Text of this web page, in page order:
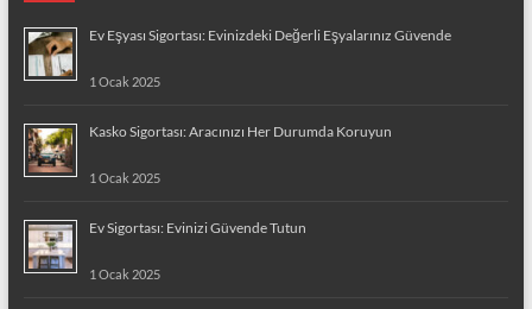
Ev Eşyası Sigortası: Evinizdeki Değerli Eşyalarınız Güvende
1 Ocak 2025
Kasko Sigortası: Aracınızı Her Durumda Koruyun
1 Ocak 2025
Ev Sigortası: Evinizi Güvende Tutun
1 Ocak 2025